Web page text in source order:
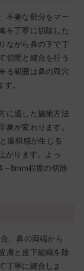
不要な部分をマー
を丁寧に切除した
ながら鼻の下で丁
切開と縫合を行う
る範囲は鼻の両穴
。
に適した施術方法
象が変わります。
違和感が生じる
がります。よっ
8mm程度の切除
、鼻の両端から
膚と皮下組織を除
丁寧に縫合しま